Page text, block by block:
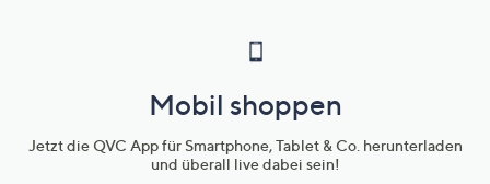
Mobil shoppen
Jetzt die QVC App für Smartphone, Tablet & Co. herunterladen
und überall live dabei sein!